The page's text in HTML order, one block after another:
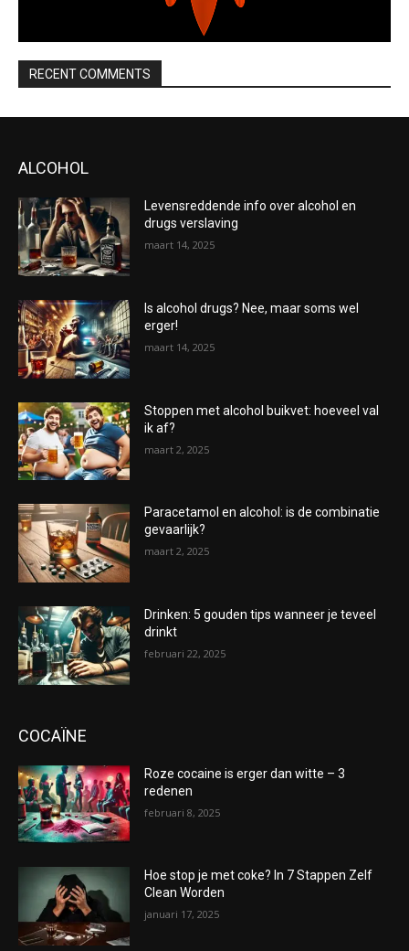
RECENT COMMENTS
ALCOHOL
Levensreddende info over alcohol en
drugs verslaving
maart 14, 2025
Is alcohol drugs? Nee, maar soms wel
erger!
maart 14, 2025
Stoppen met alcohol buikvet: hoeveel val
ik af?
maart 2, 2025
Paracetamol en alcohol: is de combinatie
gevaarlijk?
maart 2, 2025
Drinken: 5 gouden tips wanneer je teveel
drinkt
februari 22, 2025
COCAÏNE
Roze cocaine is erger dan witte – 3
redenen
februari 8, 2025
Hoe stop je met coke? In 7 Stappen Zelf
Clean Worden
januari 17, 2025